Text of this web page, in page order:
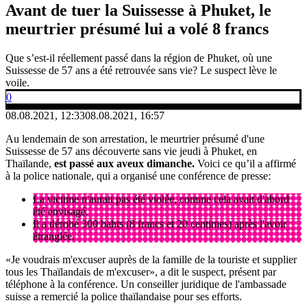
Avant de tuer la Suissesse à Phuket, le
meurtrier présumé lui a volé 8 francs
Que s’est-il réellement passé dans la région de Phuket, où une
Suissesse de 57 ans a été retrouvée sans vie? Le suspect lève le
voile.
0
08.08.2021, 12:3308.08.2021, 16:57
Au lendemain de son arrestation, le meurtrier présumé d'une
Suissesse de 57 ans découverte sans vie jeudi à Phuket, en
Thaïlande, est passé aux aveux dimanche. Voici ce qu’il a affirmé
à la police nationale, qui a organisé une conférence de presse:
La victime n'aurait pas été violée, comme cela avait d'abord
été envisagé.
Il a dérobé 300 bahts (8 francs et 20 centimes) après l'avoir
étranglée.
«Je voudrais m'excuser auprès de la famille de la touriste et supplier
tous les Thaïlandais de m'excuser», a dit le suspect, présent par
téléphone à la conférence. Un conseiller juridique de l'ambassade
suisse a remercié la police thaïlandaise pour ses efforts.